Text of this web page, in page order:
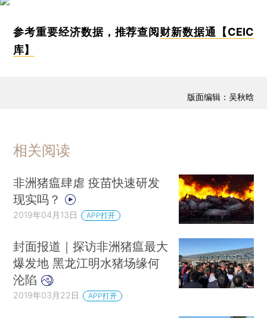
参考重要经济数据，推荐查阅 财新数据通【CEIC
库】
版面编辑：吴秋晗
相关阅读
非洲猪瘟肆虐 疫苗快速研发
现实吗？
2019年04月13日 APP打开
封面报道｜探访非洲猪瘟最大
爆发地 黑龙江明水猪场缘何
沦陷
2019年03月22日 APP打开